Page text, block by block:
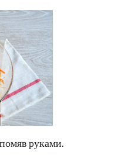
руками.